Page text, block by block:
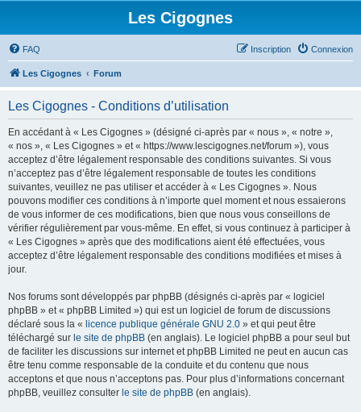
Les Cigognes
FAQ Connexion
Inscription
Les Cigognes Forum
Les Cigognes - Conditions d’utilisation
En accédant à « Les Cigognes » (désigné ci-après par « nous », « notre »,
« nos », « Les Cigognes » et « https://www.lescigognes.net/forum »), vous
acceptez d’être légalement responsable des conditions suivantes. Si vous
n’acceptez pas d’être légalement responsable de toutes les conditions
suivantes, veuillez ne pas utiliser et accéder à « Les Cigognes ». Nous
pouvons modifier ces conditions à n’importe quel moment et nous essaierons
de vous informer de ces modifications, bien que nous vous conseillons de
vérifier régulièrement par vous-même. En effet, si vous continuez à participer à
« Les Cigognes » après que des modifications aient été effectuées, vous
acceptez d’être légalement responsable des conditions modifiées et mises à
jour.
Nos forums sont développés par phpBB (désignés ci-après par « logiciel
phpBB » et « phpBB Limited ») qui est un logiciel de forum de discussions
déclaré sous la « licence publique générale GNU 2.0 » et qui peut être
téléchargé sur le site de phpBB (en anglais). Le logiciel phpBB a pour seul but
de faciliter les discussions sur internet et phpBB Limited ne peut en aucun cas
être tenu comme responsable de la conduite et du contenu que nous
acceptons et que nous n’acceptons pas. Pour plus d’informations concernant
phpBB, veuillez consulter le site de phpBB (en anglais).